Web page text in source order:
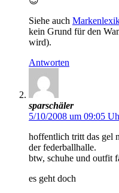
Siehe auch
kein Grund für den
wird).
Antworten
sparschäler
5/10/2008 um 09:05
hoffentlich tritt das gel
der federballhalle.
btw, schuhe und outfit
es geht doch